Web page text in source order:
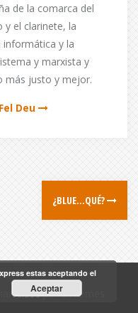
de la comarca del
y el clarinete, la
informática y la
y marxista y
más justo y mejor.
Deu
¿BLUE…QUÉ?
Alizeepor aThemes
estas aceptando el
Aceptar